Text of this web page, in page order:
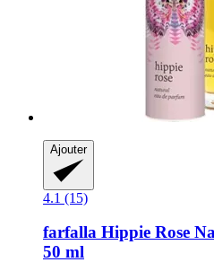
Ajouter
4.1 (15)
farfalla Hippie Rose
50 ml